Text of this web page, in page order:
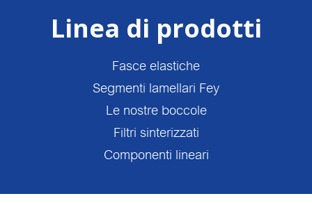
Linea di prodotti
Fasce elastiche
Segmenti lamellari Fey
Le nostre boccole
Filtri sinterizzati
Componenti lineari